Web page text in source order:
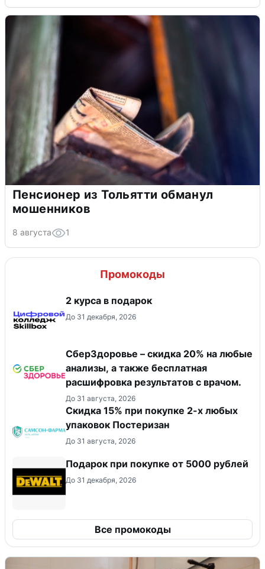
Пенсионер из Тольятти обманул
мошенников
8 августа 1
Промокоды
2 курса в подарок
До 31 декабря, 2026
СберЗдоровье – скидка 20% на любые
анализы, а также бесплатная
расшифровка результатов с врачом.
До 31 августа, 2026
Скидка 15% при покупке 2-х любых
упаковок Постеризан
До 31 августа, 2026
Подарок при покупке от 5000 рублей
До 31 декабря, 2026
Все промокоды